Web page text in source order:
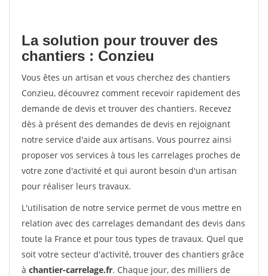
La solution pour trouver des
chantiers : Conzieu
Vous êtes un artisan et vous cherchez des chantiers
Conzieu, découvrez comment recevoir rapidement des
demande de devis et trouver des chantiers. Recevez
dès à présent des demandes de devis en rejoignant
notre service d'aide aux artisans. Vous pourrez ainsi
proposer vos services à tous les carrelages proches de
votre zone d'activité et qui auront besoin d'un artisan
pour réaliser leurs travaux.
L'utilisation de notre service permet de vous mettre en
relation avec des carrelages demandant des devis dans
toute la France et pour tous types de travaux. Quel que
soit votre secteur d'activité, trouver des chantiers grâce
à chantier-carrelage.fr. Chaque jour, des milliers de